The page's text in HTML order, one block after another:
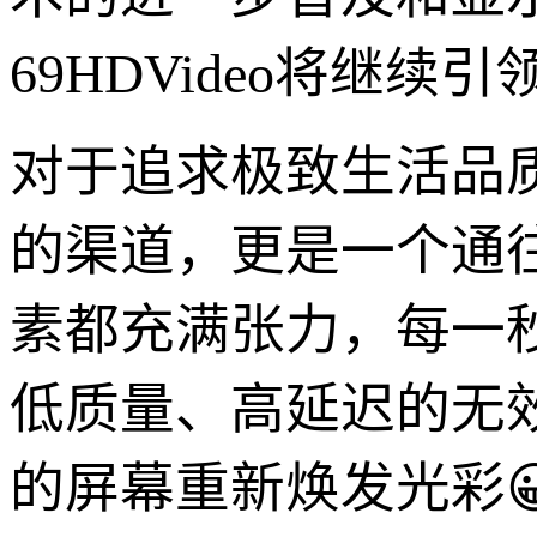
69HDVideo将继续引
对于追求极致生活品
的渠道，更是一个通
素都充满张力，每一
低质量、高延迟的无
的屏幕重新焕发光彩